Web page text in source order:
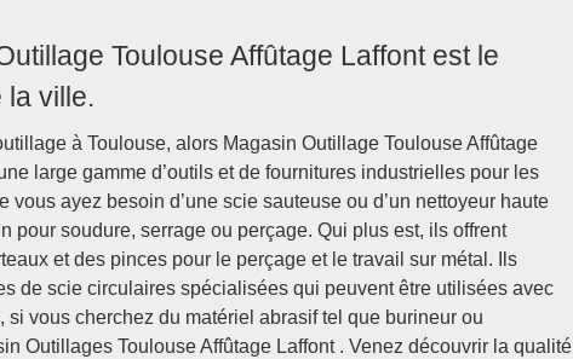
Toulouse Affûtage Laffont est le
la ville.
à Toulouse, alors Magasin Outillage Toulouse Affûtage
large gamme d’outils et de fournitures industrielles pour les
vous ayez besoin d’une scie sauteuse ou d’un nettoyeur haute
pour soudure, serrage ou perçage. Qui plus est, ils offrent
et des pinces pour le perçage et le travail sur métal. Ils
de scie circulaires spécialisées qui peuvent être utilisées avec
vous cherchez du matériel abrasif tel que burineur ou
Outillages Toulouse Affûtage Laffont . Venez découvrir la qualité